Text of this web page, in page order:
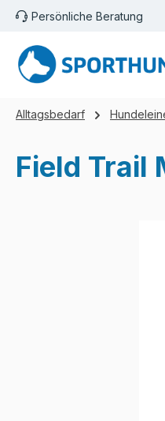
Hauptinhalt springen
Zur Suche springen
Zur Hauptnavigation
Persönliche Beratung
Alltagsbedarf
Field Trail